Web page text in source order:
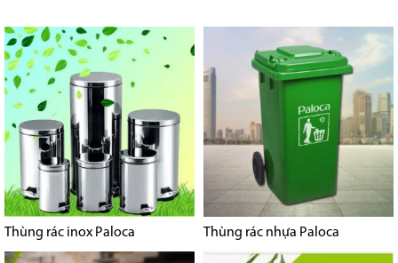
Thùng rác inox Paloca Thùng rác nhựa Paloca